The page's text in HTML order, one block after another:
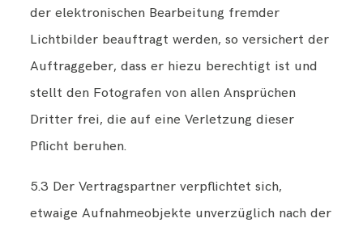
der elektronischen Bearbeitung fremder
Lichtbilder beauftragt werden, so versichert der
Auftraggeber, dass er hiezu berechtigt ist und
stellt den Fotografen von allen Ansprüchen
Dritter frei, die auf eine Verletzung dieser
Pflicht beruhen.
5.3 Der Vertragspartner verpflichtet sich,
etwaige Aufnahmeobjekte unverzüglich nach der